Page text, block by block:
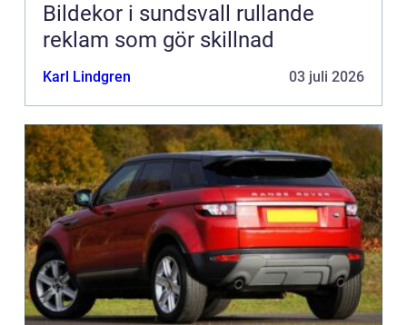
Bildekor i sundsvall rullande
reklam som gör skillnad
Karl Lindgren 03 juli 2026